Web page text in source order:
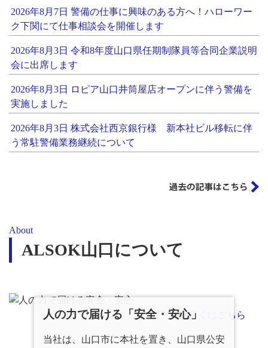
2026年8月7日 警備の仕事に興味のある方へ！ハローワー
ク下関にて仕事相談会を開催します
2026年8月3日 令和8年度山口県任期制隊員等合同企業説明
会に出席します
2026年8月3日 ロピア山口井筒屋店オープンに伴う警備を
実施しました
2026年8月3日 株式会社西京銀行様 新本社ビル移転に伴
う常駐警備業務継続について
About
ALSOK山口について
人の力で届ける「安全・安心」
当社は、山口市に本社を置き、山口県公安